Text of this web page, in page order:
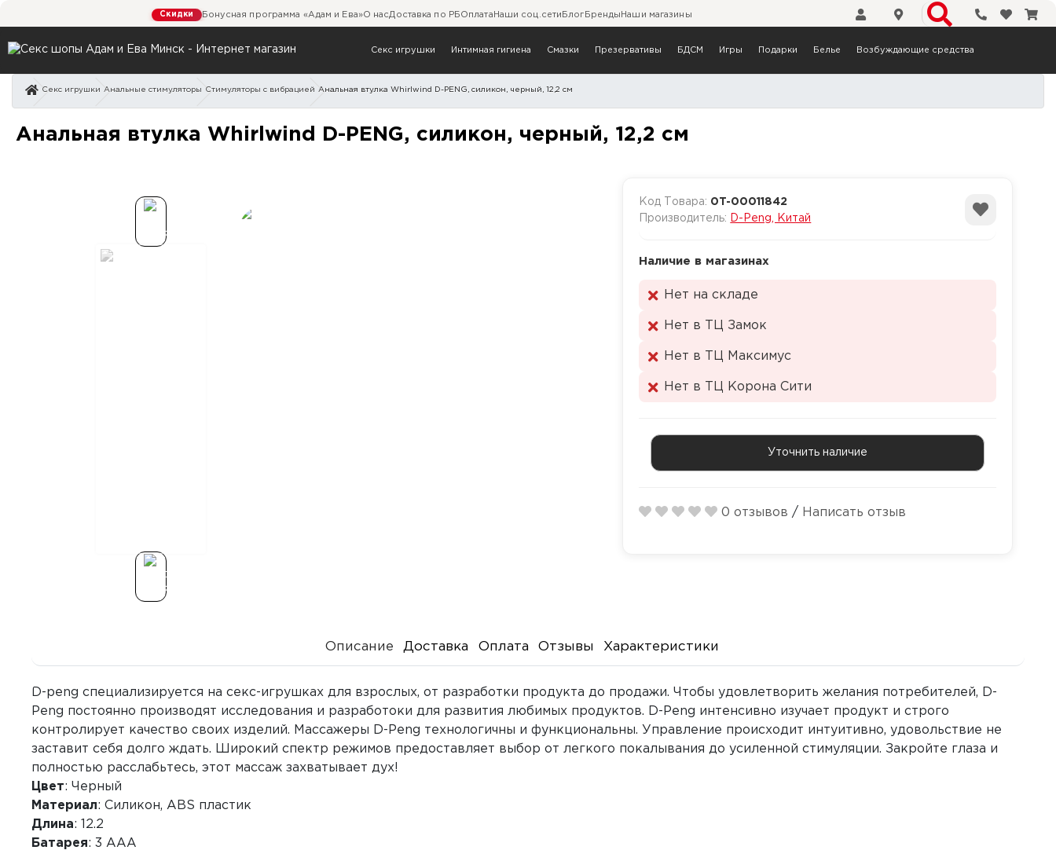
Скидки Бонусная программа «Адам и Ева»О насДоставка по РБ Оплата Наши соц.сети Блог Бренды Наши магазины Телефоны
Секс игрушки Интимная гигиена Смазки Презервативы БДСМ Игры Подарки Белье Возбуждающие средства
Секс игрушки Анальные стимуляторы Стимуляторы с вибрацией Анальная втулка Whirlwind D-PENG, силикон, черный, 12,2 см
Анальная втулка Whirlwind D-PENG, силикон, черный, 12,2 см
Анальная втулка Whirlwind D-PENG, силикон, черный, 12,2 см
Код Товара: 0T-00011842
Производитель:
D-Peng, Китай
Наличие в магазинах
Нет на складе
Нет в ТЦ Замок
Нет в ТЦ Максимус
Нет в ТЦ Корона Сити
Уточнить наличие
0 отзывов / Написать отзыв
Описание Доставка Оплата Отзывы Характеристики
D-peng специализируется на секс-игрушках для взрослых, от разработки продукта до продажи. Чтобы удовлетворить желания потребителей, D-
Peng постоянно производят исследования и разработоки для развития любимых продуктов. D-Peng интенсивно изучает продукт и строго
контролирует качество своих изделий. Массажеры D-Peng технологичны и функциональны. Управление происходит интуитивно, удовольствие не
заставит себя долго ждать. Широкий спектр режимов предоставляет выбор от легкого покалывания до усиленной стимуляции. Закройте глаза и
полностью расслабьтесь, этот массаж захватывает дух!
Цвет: Черный
Материал: Силикон, ABS пластик
Длина: 12.2
Батарея: 3 AAA